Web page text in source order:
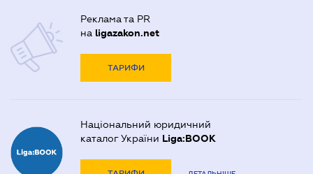
Реклама та PR
на ligazakon.net
ТАРИФИ
Національний юридичний
каталог України Liga:BOOK